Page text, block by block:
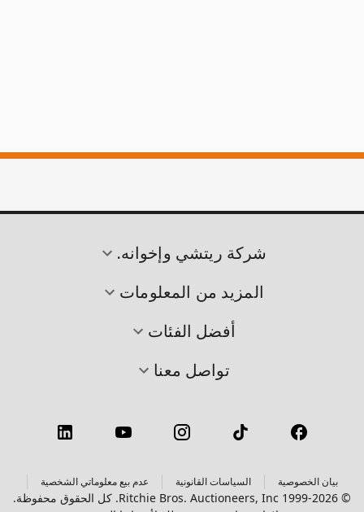
شركة ريتشي وإخوانه.
المزيد من المعلومات
أفضل الفئات
تواصل معنا
بيان الخصوصية السياسات القانونية عدم بيع معلوماتي الشخصية
© 1999-2026 Ritchie Bros. Auctioneers, Inc. كل الحقوق محفوظة.